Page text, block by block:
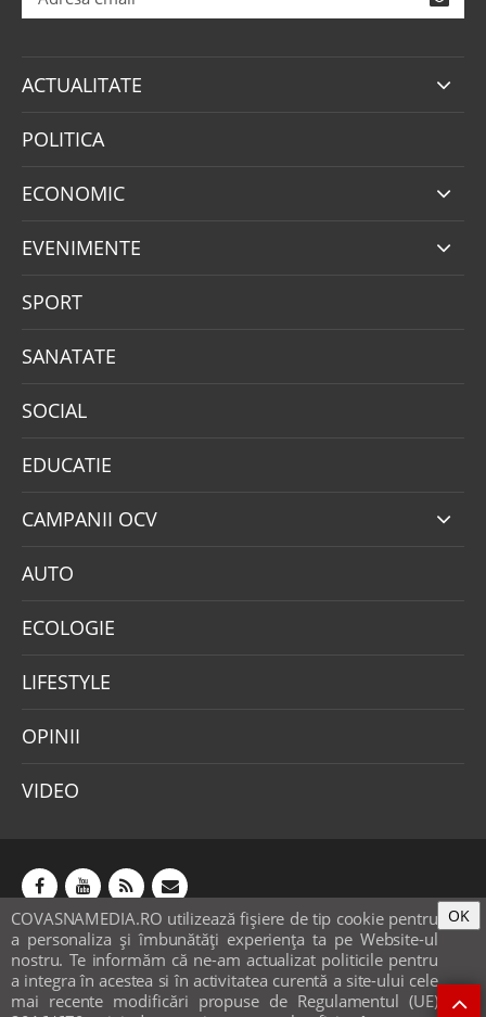
ACTUALITATE
POLITICA
ECONOMIC
EVENIMENTE
SPORT
SANATATE
SOCIAL
EDUCATIE
CAMPANII OCV
AUTO
ECOLOGIE
LIFESTYLE
OPINII
VIDEO
COVASNAMEDIA.RO utilizează fişiere de tip cookie pentru
a personaliza și îmbunătăți experiența ta pe Website-ul
nostru. Te informăm că ne-am actualizat politicile pentru
a integra în acestea si în activitatea curentă a site-ului cele
mai recente modificări propuse de Regulamentul (UE)
OK
Abonamente Publicitate
Mica publicitate
Contact
Sondaje
POLITICA COOKIE-URI & GDPR
© covasnamedia.ro. Website bysofthost.